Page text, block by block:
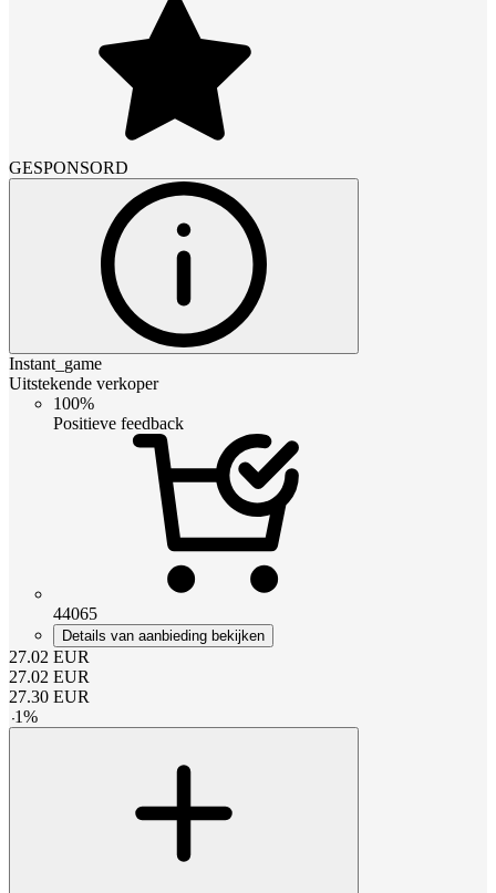
GESPONSORD
Instant_game
Uitstekende verkoper
100%
Positieve feedback
44065
Details van aanbieding bekijken
27.02 EUR
27.02 EUR
27.30 EUR
-1%